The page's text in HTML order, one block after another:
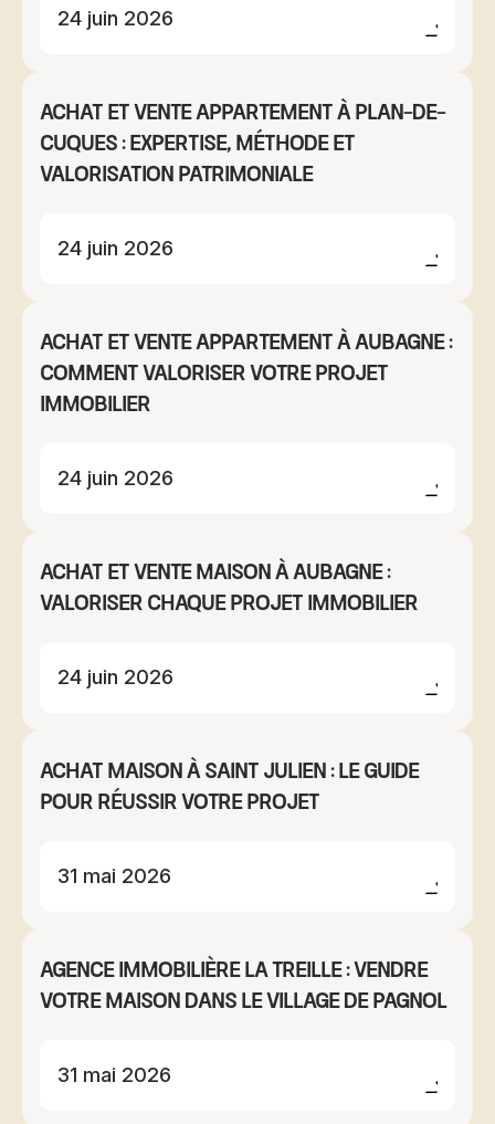
24 juin 2026
Achat et vente appartement à Plan-de-
Cuques : expertise, méthode et
valorisation patrimoniale
24 juin 2026
Achat et vente appartement à Aubagne :
comment valoriser votre projet
immobilier
24 juin 2026
Achat et vente maison à Aubagne :
valoriser chaque projet immobilier
24 juin 2026
Achat maison à Saint Julien : le guide
pour réussir votre projet
31 mai 2026
Agence immobilière La Treille : vendre
votre maison dans le village de Pagnol
31 mai 2026